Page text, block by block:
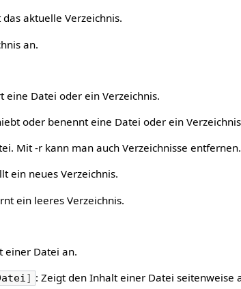
das aktuelle Verzeichnis.
an.
eine Datei oder ein Verzeichnis.
oder benennt eine Datei oder ein
Mit -r kann man auch Verzeichnisse entfernen.
ein neues Verzeichnis.
ein leeres Verzeichnis.
einer Datei an.
] : Zeigt den Inhalt einer Datei seitenweise